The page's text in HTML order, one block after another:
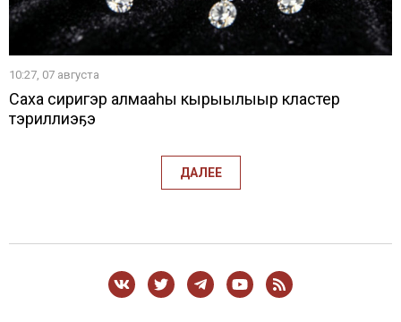
10:27, 07 августа
Саха сиригэр алмааһы кырыылыыр кластер
тэриллиэҕэ
ДАЛЕЕ